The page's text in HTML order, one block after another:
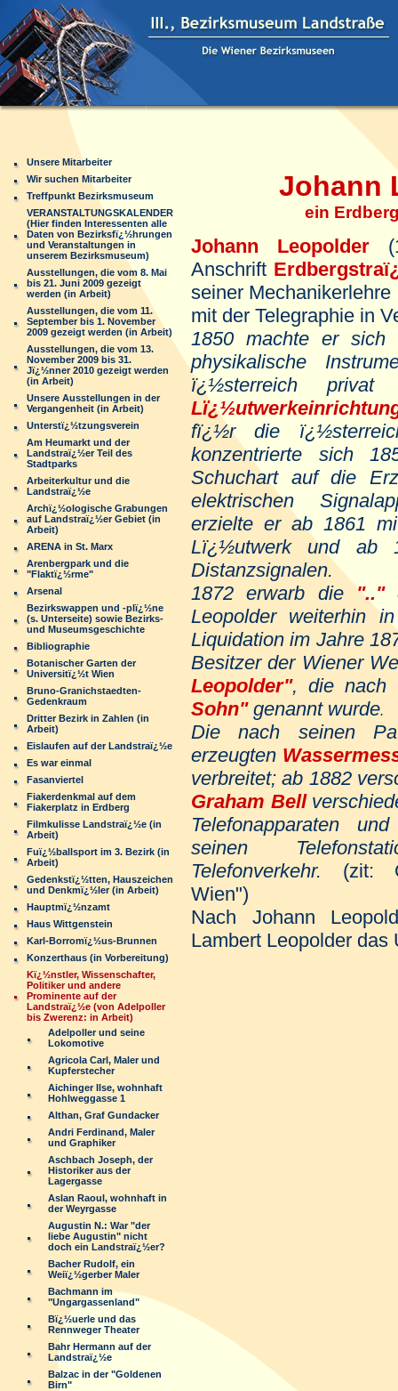
Unsere Mitarbeiter
Wir suchen Mitarbeiter
Treffpunkt Bezirksmuseum
VERANSTALTUNGSKALENDER
(Hier finden Interessenten alle
Daten von Bezirksfï¿½hrungen
und Veranstaltungen in
unserem Bezirksmuseum)
Ausstellungen, die vom 8. Mai
bis 21. Juni 2009 gezeigt
werden (in Arbeit)
Ausstellungen, die vom 11.
September bis 1. November
2009 gezeigt werden (in Arbeit)
Ausstellungen, die vom 13.
November 2009 bis 31.
Jï¿½nner 2010 gezeigt werden
(in Arbeit)
Unsere Ausstellungen in der
Vergangenheit (in Arbeit)
Unterstï¿½tzungsverein
Am Heumarkt und der
Landstraï¿½er Teil des
Stadtparks
Arbeiterkultur und die
Landstraï¿½e
Archï¿½ologische Grabungen
auf Landstraï¿½er Gebiet (in
Arbeit)
ARENA in St. Marx
Arenbergpark und die
"Flaktï¿½rme"
Arsenal
Bezirkswappen und -plï¿½ne
(s. Unterseite) sowie Bezirks-
und Museumsgeschichte
Bibliographie
Botanischer Garten der
Universitï¿½t Wien
Bruno-Granichstaedten-
Gedenkraum
Dritter Bezirk in Zahlen (in
Arbeit)
Eislaufen auf der Landstraï¿½e
Es war einmal
Fasanviertel
Fiakerdenkmal auf dem
Fiakerplatz in Erdberg
Filmkulisse Landstraï¿½e (in
Arbeit)
Fuï¿½ballsport im 3. Bezirk (in
Arbeit)
Gedenkstï¿½tten, Hauszeichen
und Denkmï¿½ler (in Arbeit)
Hauptmï¿½nzamt
Haus Wittgenstein
Karl-Borromï¿½us-Brunnen
Konzerthaus (in Vorbereitung)
Kï¿½nstler, Wissenschafter,
Politiker und andere
Prominente auf der
Landstraï¿½e (von Adelpoller
bis Zwerenz: in Arbeit)
Adelpoller und seine
Lokomotive
Agricola Carl, Maler und
Kupferstecher
Aichinger Ilse, wohnhaft
Hohlweggasse 1
Althan, Graf Gundacker
Andri Ferdinand, Maler
und Graphiker
Aschbach Joseph, der
Historiker aus der
Lagergasse
Aslan Raoul, wohnhaft in
der Weyrgasse
Augustin N.: War "der
liebe Augustin" nicht
doch ein Landstraï¿½er?
Bacher Rudolf, ein
Weiï¿½gerber Maler
Bachmann im
"Ungargassenland"
Bï¿½uerle und das
Rennweger Theater
Bahr Hermann auf der
Landstraï¿½e
Balzac in der "Goldenen
Birn"
Johann
ein Erdberger
Johann Leopolder
Anschrift
seiner
mit der Telegraphie in
1850 machte er sich
physikalische
ï¿½sterreich
fï¿½r die
konzentrierte sich
Schuchart auf die
elektrischen
erzielte er ab 1861
Lï¿½utwerk und ab
Distanzsignalen.
1872 erwarb die".."
Leopolder weiterhin
Liquidation im Jahre
Besitzer der Wiener
Leopolder", die nach
Sohn"genannt wurde.
Die nach seinen
erzeugten
verbreitet; ab 1882
Graham Bell
Telefonapparaten
seinen
Telefonverkehr. (zit:
Wien")
Nach Johann
Lambert Leopolder das